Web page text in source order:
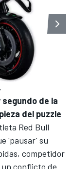
de la
del puzzle
Red Bull
'pausar' su
competidor
conflicto de